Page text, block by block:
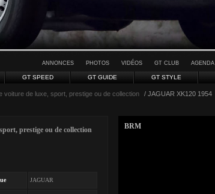
ANNONCES PHOTOS VIDÉOS GT CLUB AGENDA
GT SPEED GT GUIDE GT STYLE
de luxe, sport, prestige ou de collection / JAGUAR XK120 1954
prestige ou de collection
JAGUAR
BRM